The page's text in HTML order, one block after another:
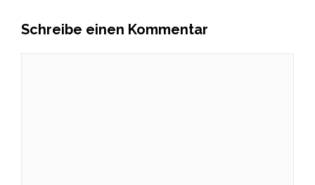
Schreibe einen Kommentar